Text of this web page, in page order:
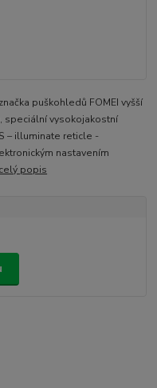
puškohledů FOMEI vyšší
speciální vysokojakostní
– illuminate reticle -
nastavením
celý popis